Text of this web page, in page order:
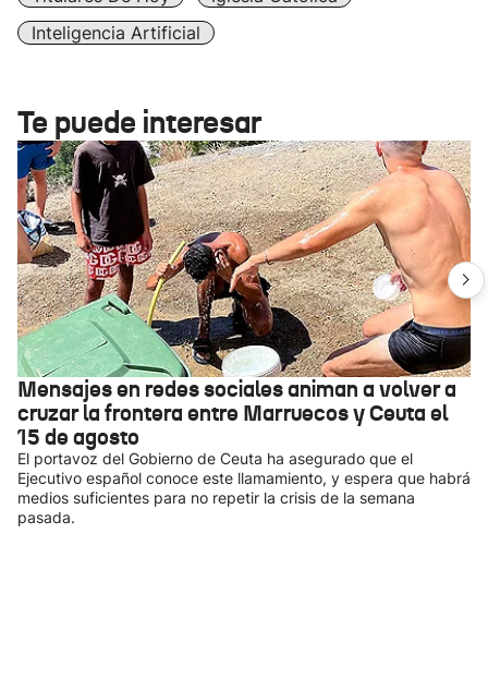
Inteligencia Artificial
Te puede interesar
Mensajes en redes sociales animan a volver a
cruzar la frontera entre Marruecos y Ceuta el
15 de agosto
El portavoz del Gobierno de Ceuta ha asegurado que el
Ejecutivo español conoce este llamamiento, y espera que habrá
medios suficientes para no repetir la crisis de la semana
pasada.